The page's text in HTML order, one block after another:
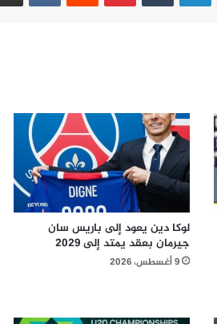
لوكا دين يعود إلى باريس سان
جيرمان بعقد يمتد إلى 2029
9 أغسطس، 2026